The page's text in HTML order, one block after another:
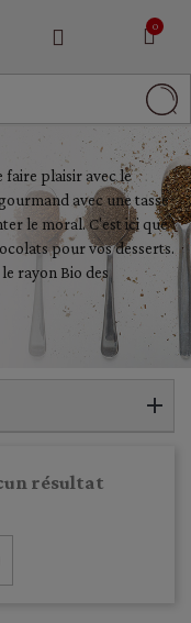
faire plaisir avec le
avec une tasse
le moral. C'est ici que
pour vos desserts.
rayon Bio des
résultat